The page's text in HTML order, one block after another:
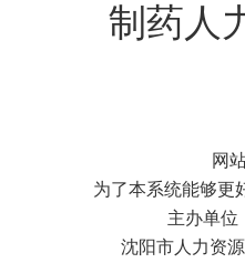
制药人
网
为了本系统能够更
主办单位
沈阳市人力资